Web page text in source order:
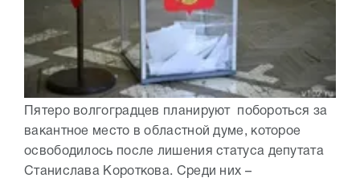
Пятеро волгоградцев планируют побороться за
вакантное место в областной думе, которое
освободилось после лишения статуса депутата
Станислава Короткова. Среди них –